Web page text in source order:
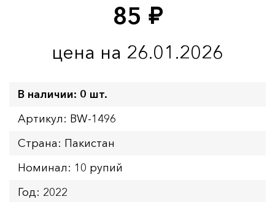
85 руб.
цена на 26.01.2026
В наличии: 0 шт.
Артикул: BW-1496
Страна: Пакистан
Номинал: 10 рупий
Год: 2022